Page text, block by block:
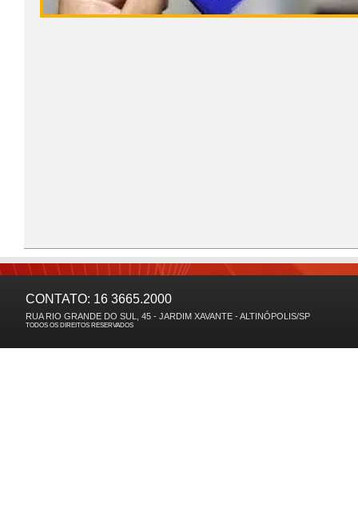
CONTATO: 16 3665.2000
RUA RIO GRANDE DO SUL, 45 - JARDIM XAVANTE - ALTINÓPOLIS/SP
TODOS OS DIREITOS RESERVADOS